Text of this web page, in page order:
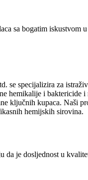
sa bogatim iskustvom
se specijalizira za
hemikalije i baktericide
ključnih kupaca. Naši
hemijskih sirovina.
da je dosljednost u